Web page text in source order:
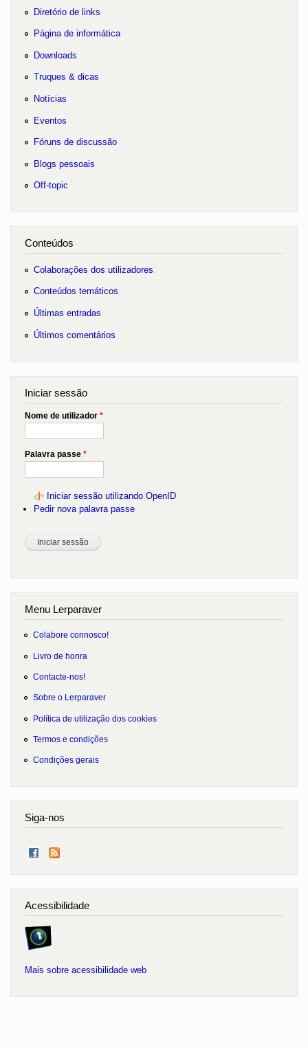
Diretório de links
Página de informática
Downloads
Truques & dicas
Notícias
Eventos
Fóruns de discussão
Blogs pessoais
Off-topic
Conteúdos
Colaborações dos utilizadores
Conteúdos temáticos
Últimas entradas
Últimos comentários
Iniciar sessão
Nome de utilizador *
Palavra passe *
Iniciar sessão utilizando OpenID
Pedir nova palavra passe
Menu Lerparaver
Colabore connosco!
Livro de honra
Contacte-nos!
Sobre o Lerparaver
Política de utilização dos cookies
Termos e condições
Condições gerais
Siga-nos
Acessibilidade
Mais sobre acessibilidade web